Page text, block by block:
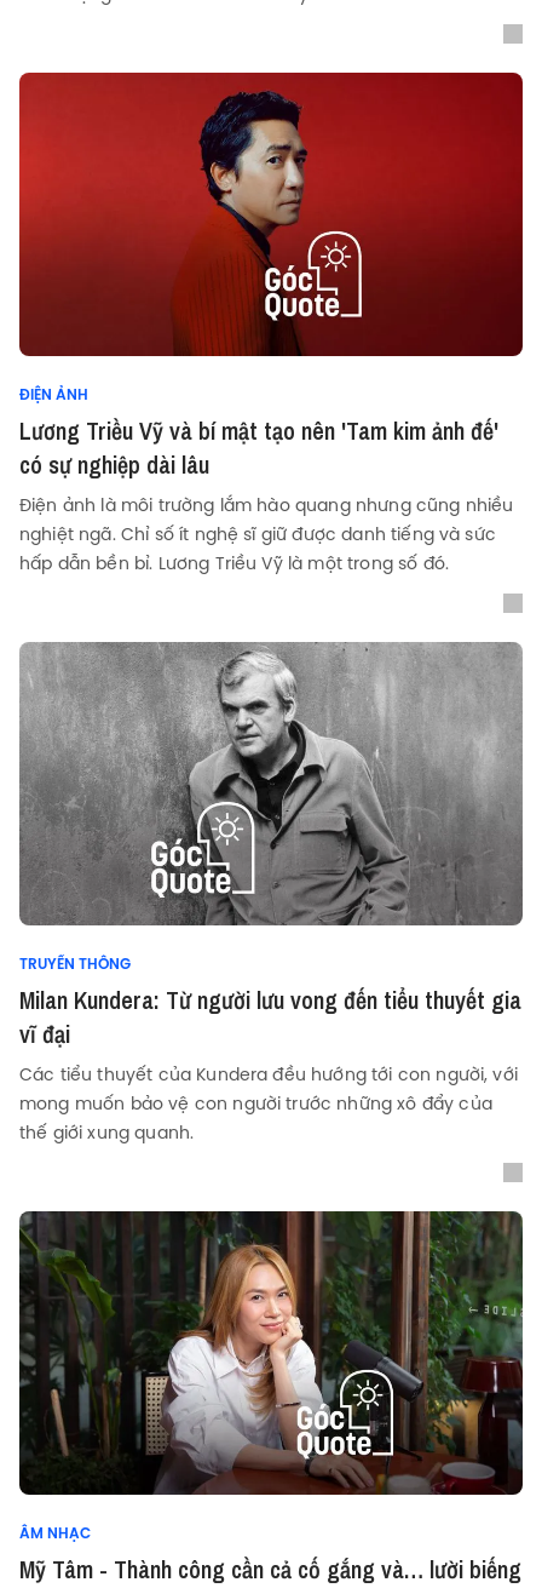
ĐIỆN ẢNH
Lương Triều Vỹ và bí mật tạo nên 'Tam kim ảnh đế'
có sự nghiệp dài lâu
Điện ảnh là môi trường lắm hào quang nhưng cũng nhiều
nghiệt ngã. Chỉ số ít nghệ sĩ giữ được danh tiếng và sức
hấp dẫn bền bỉ. Lương Triều Vỹ là một trong số đó.
TRUYỀN THÔNG
Milan Kundera: Từ người lưu vong đến tiểu thuyết gia
vĩ đại
Các tiểu thuyết của Kundera đều hướng tới con người, với
mong muốn bảo vệ con người trước những xô đẩy của
thế giới xung quanh.
ÂM NHẠC
Mỹ Tâm - Thành công cần cả cố gắng và… lười biếng